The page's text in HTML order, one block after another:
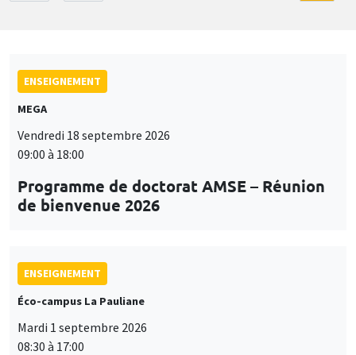
ENSEIGNEMENT
MEGA
Vendredi 18 septembre 2026
09:00 à 18:00
Programme de doctorat AMSE – Réunion
de bienvenue 2026
ENSEIGNEMENT
Éco-campus La Pauliane
Mardi 1 septembre 2026
08:30 à 17:00